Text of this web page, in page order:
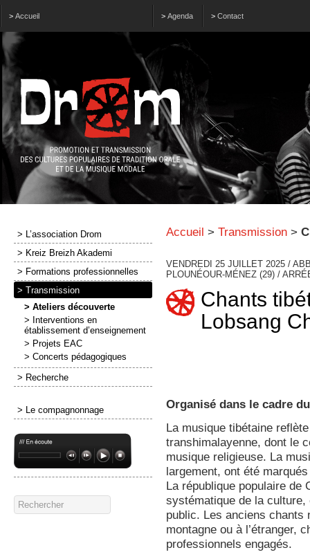
> Accueil > Agenda > Contact
> L’association Drom
> Kreiz Breizh Akademi
> Formations professionnelles
> Transmission
> Ateliers découverte
> Interventions en
établissement d’enseignement
> Projets EAC
> Concerts pédagogiques
> Recherche
> Le compagnonnage
Accueil > Transmission >
VENDREDI 25 JUILLET 2025 /
PLOUNÉOUR-MÉNEZ (29) /
Chants
Lobsang
Organisé dans le cadre
La musique tibétaine
transhimalayenne, dont le
musique religieuse. La
largement, ont été
La république populaire de
systématique de la culture,
public. Les anciens chants
montagne ou à l’étranger,
professionnels engagés.